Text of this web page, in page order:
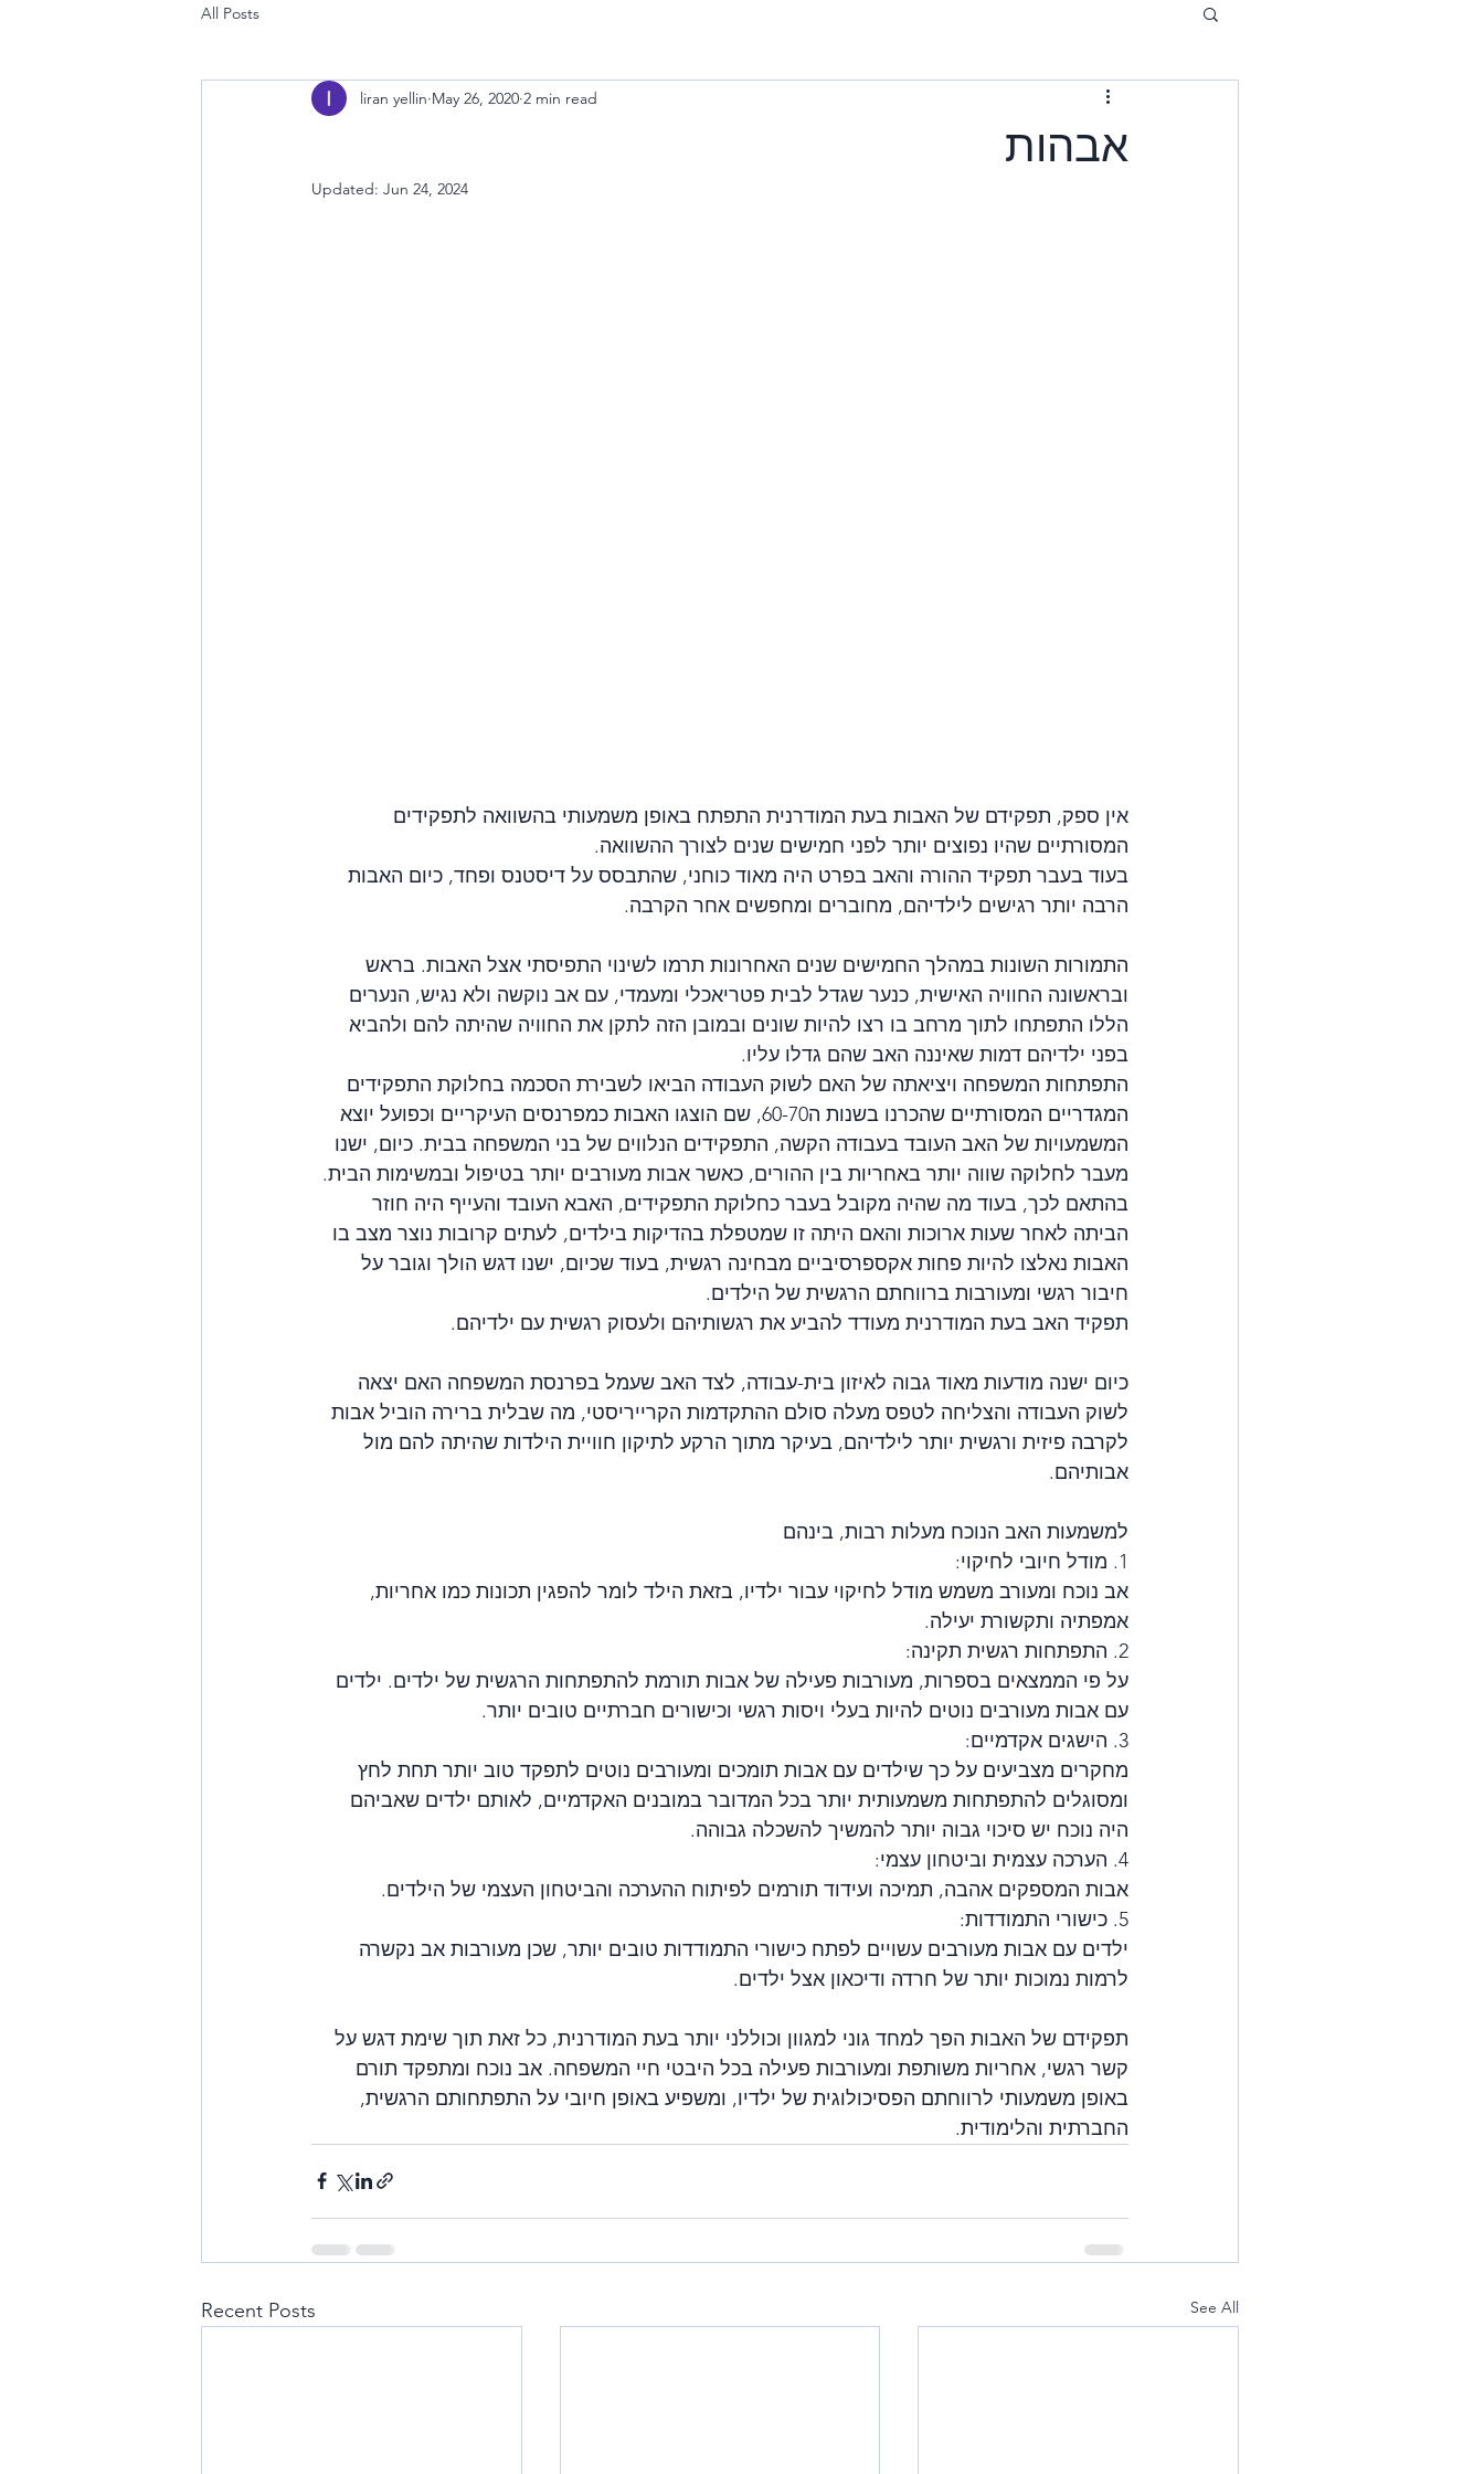
All Posts
אבהות
liran yellin May 26, 2020 2 min read
Updated: Jun 24, 2024
אין ספק, תפקידם של האבות בעת המודרנית התפתח באופן משמעותי בהשוואה לתפקידים
המסורתיים שהיו נפוצים יותר לפני חמישים שנים לצורך ההשוואה.
בעוד בעבר תפקיד ההורה והאב בפרט היה מאוד כוחני, שהתבסס על דיסטנס ופחד, כיום האבות
הרבה יותר רגישים לילדיהם, מחוברים ומחפשים אחר הקרבה.
התמורות השונות במהלך החמישים שנים האחרונות תרמו לשינוי התפיסתי אצל האבות. בראש
ובראשונה החוויה האישית, כנער שגדל לבית פטריאכלי ומעמדי, עם אב נוקשה ולא נגיש, הנערים
הללו התפתחו לתוך מרחב בו רצו להיות שונים ובמובן הזה לתקן את החוויה שהיתה להם ולהביא
בפני ילדיהם דמות שאיננה האב שהם גדלו עליו.
התפתחות המשפחה ויציאתה של האם לשוק העבודה הביאו לשבירת הסכמה בחלוקת התפקידים
המגדריים המסורתיים שהכרנו בשנות ה60-70, שם הוצגו האבות כמפרנסים העיקריים וכפועל יוצא
המשמעויות של האב העובד בעבודה הקשה, התפקידים הנלווים של בני המשפחה בבית. כיום, ישנו
מעבר לחלוקה שווה יותר באחריות בין ההורים, כאשר אבות מעורבים יותר בטיפול ובמשימות הבית.
בהתאם לכך, בעוד מה שהיה מקובל בעבר כחלוקת התפקידים, האבא העובד והעייף היה חוזר
הביתה לאחר שעות ארוכות והאם היתה זו שמטפלת בהדיקות בילדים, לעתים קרובות נוצר מצב בו
האבות נאלצו להיות פחות אקספרסיביים מבחינה רגשית, בעוד שכיום, ישנו דגש הולך וגובר על
חיבור רגשי ומעורבות ברווחתם הרגשית של הילדים.
תפקיד האב בעת המודרנית מעודד להביע את רגשותיהם ולעסוק רגשית עם ילדיהם.
כיום ישנה מודעות מאוד גבוה לאיזון בית-עבודה, לצד האב שעמל בפרנסת המשפחה האם יצאה
לשוק העבודה והצליחה לטפס מעלה סולם ההתקדמות הקרייריסטי, מה שבלית ברירה הוביל אבות
לקרבה פיזית ורגשית יותר לילדיהם, בעיקר מתוך הרקע לתיקון חוויית הילדות שהיתה להם מול
אבותיהם.
למשמעות האב הנוכח מעלות רבות, בינהם
1. מודל חיובי לחיקוי:
אב נוכח ומעורב משמש מודל לחיקוי עבור ילדיו, בזאת הילד לומר להפגין תכונות כמו אחריות,
אמפתיה ותקשורת יעילה.
2. התפתחות רגשית תקינה:
על פי הממצאים בספרות, מעורבות פעילה של אבות תורמת להתפתחות הרגשית של ילדים. ילדים
עם אבות מעורבים נוטים להיות בעלי ויסות רגשי וכישורים חברתיים טובים יותר.
3. הישגים אקדמיים:
מחקרים מצביעים על כך שילדים עם אבות תומכים ומעורבים נוטים לתפקד טוב יותר תחת לחץ
ומסוגלים להתפתחות משמעותית יותר בכל המדובר במובנים האקדמיים, לאותם ילדים שאביהם
היה נוכח יש סיכוי גבוה יותר להמשיך להשכלה גבוהה.
4. הערכה עצמית וביטחון עצמי:
אבות המספקים אהבה, תמיכה ועידוד תורמים לפיתוח ההערכה והביטחון העצמי של הילדים.
5. כישורי התמודדות:
ילדים עם אבות מעורבים עשויים לפתח כישורי התמודדות טובים יותר, שכן מעורבות אב נקשרה
לרמות נמוכות יותר של חרדה ודיכאון אצל ילדים.
תפקידם של האבות הפך למחד גוני למגוון וכוללני יותר בעת המודרנית, כל זאת תוך שימת דגש על
קשר רגשי, אחריות משותפת ומעורבות פעילה בכל היבטי חיי המשפחה. אב נוכח ומתפקד תורם
באופן משמעותי לרווחתם הפסיכולוגית של ילדיו, ומשפיע באופן חיובי על התפתחותם הרגשית,
החברתית והלימודית.
Recent Posts See All